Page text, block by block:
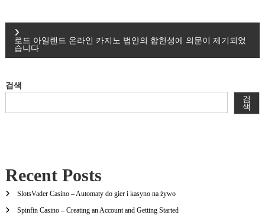
글
탐
색
로드 아일랜드 온라인 카지노 법안의 합헌성에 의문이 제기되었
습니다
검색
검
색
Recent Posts
SlotsVader Casino – Automaty do gier i kasyno na żywo
Spinfin Casino – Creating an Account and Getting Started